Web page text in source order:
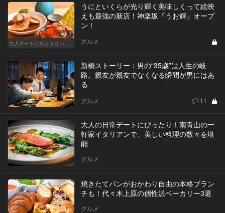
Vol.1
大人デートにちょうどいい、神楽坂でしっぽり和食
うにといくらが光り輝く美味しくって絵映
えも最強の新店！神楽坂『うお輝』オープ
ン！
グルメ
新橋ストーリー：男の“35歳”は人生の岐
路。親友が親友でなくなる瞬間が男にはあ
る
グルメ 11
大人の日常デートにぴったり！南青山の一
軒家イタリアンで、美しい料理の数々を堪
能
グルメ
焼きたてパンがおかわり自由の本格ブラン
チも！代々木上原の個性派ベーカリー3選
グルメ